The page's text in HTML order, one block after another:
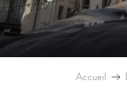
Accueil